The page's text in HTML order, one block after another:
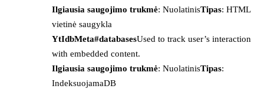
Ilgiausia saugojimo trukmė: NuolatinisTipas: HTML
vietinė saugykla
YtIdbMeta#databasesUsed to track user’s interaction
with embedded content.
Ilgiausia saugojimo trukmė: NuolatinisTipas:
IndeksuojamaDB